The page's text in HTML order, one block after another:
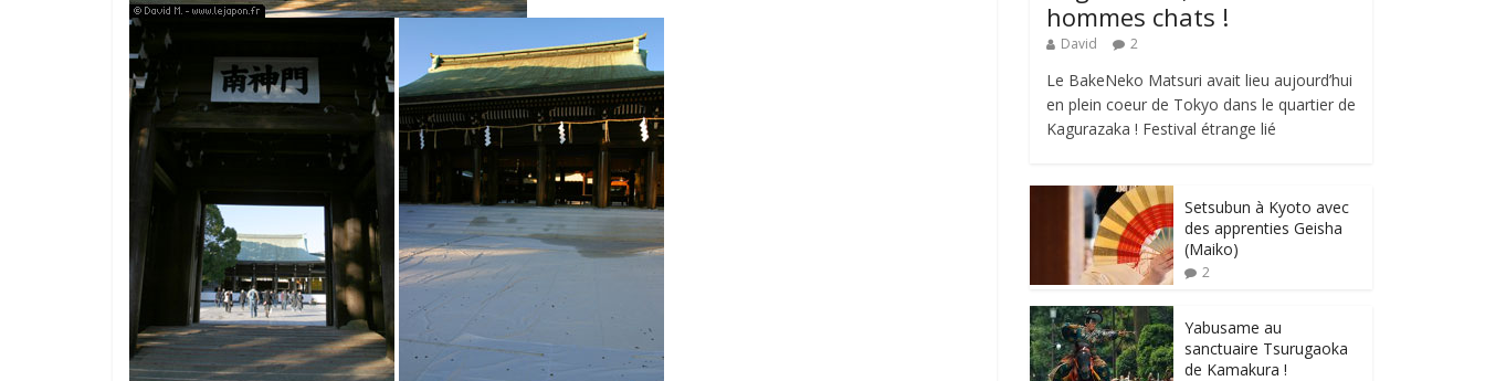
hommes chats !
David 2
Le BakeNeko Matsuri avait lieu aujourd’hui
en plein coeur de Tokyo dans le quartier de
Kagurazaka ! Festival étrange lié
Setsubun à Kyoto avec
des apprenties Geisha
(Maiko)
2
Yabusame au
sanctuaire Tsurugaoka
de Kamakura !